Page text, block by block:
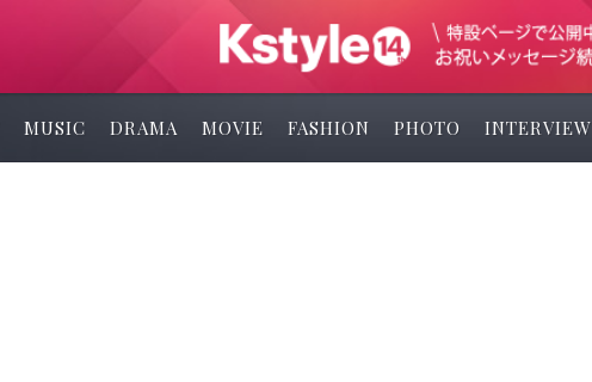
MUSIC DRAMA MOVIE FASHION PHOTO INTERVIEW